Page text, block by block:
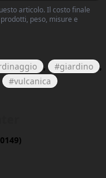
articolo. Il costo finale
peso, misure e
, giardino
,
vulcanica